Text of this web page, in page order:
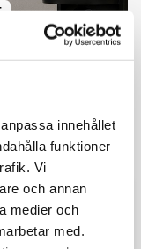
innehållet
funktioner
Vi
och annan
medier och
med.